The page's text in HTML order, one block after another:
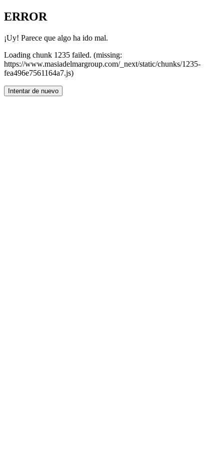
ERROR
¡Uy! Parece que algo ha ido mal.
Loading chunk 1235 failed. (missing:
https://www.masiadelmargroup.com/_next/static/chunks/1235-
fea496e7561164a7.js)
Intentar de nuevo